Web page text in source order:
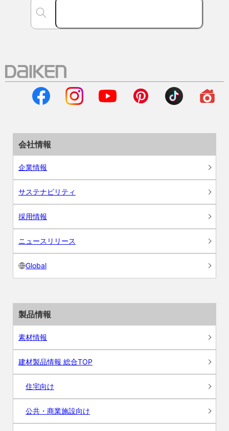
会社情報
企業情報
サステナビリティ
採用情報
ニュースリリース
Global
製品情報
素材情報
建材製品情報 総合TOP
住宅向け
公共・商業施設向け